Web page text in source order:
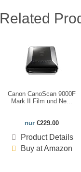
Related
Canon CanoScan 9000F
Mark II Film und Ne...
nur €229.00
Product Details
Buy at Amazon